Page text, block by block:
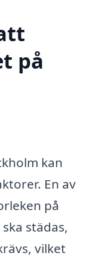
på
kan
En av
på
städas,
vilket